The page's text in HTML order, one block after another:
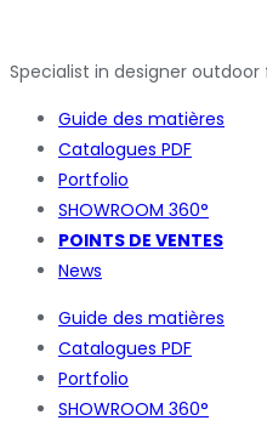
Specialist in designer
Guide des matières
Catalogues PDF
Portfolio
SHOWROOM 360°
POINTS DE VENTES
News
Guide des matières
Catalogues PDF
Portfolio
SHOWROOM 360°